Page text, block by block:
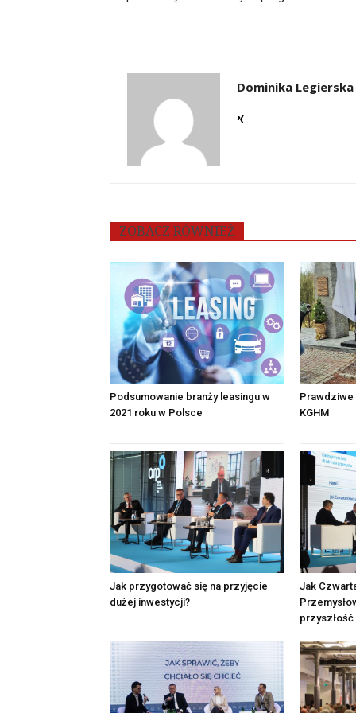
Dominika Legierska
ZOBACZ RÓWNIEŻ
Podsumowanie branży leasingu w
2021 roku w Polsce
Prawdziwe
KGHM
Jak przygotować się na przyjęcie
dużej inwestycji?
Jak
przyszłość